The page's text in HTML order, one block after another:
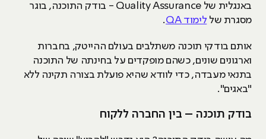
באנגלית של Quality Assurance - בודק התוכנה, בוגר
מסגרת של לימוד QA .
אותם בודקי תוכנה משתלבים בעולם ההייטק, בחברות
וארגונים שונים, כשהם מופקדים על בחינתה של התוכנה
בתנאי מעבדה, כדי לוודא שהיא פועלת בצורה תקינה ללא
"באגים".
בודק תוכנה – בין החברה ללקוח